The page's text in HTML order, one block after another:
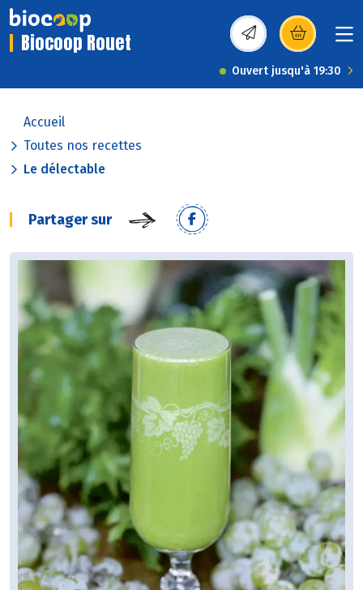
Biocoop Rouet (s’ouvre dans une
Ouvert jusqu'à 19:30
Accueil
Toutes nos recettes
Le délectable
Partager sur